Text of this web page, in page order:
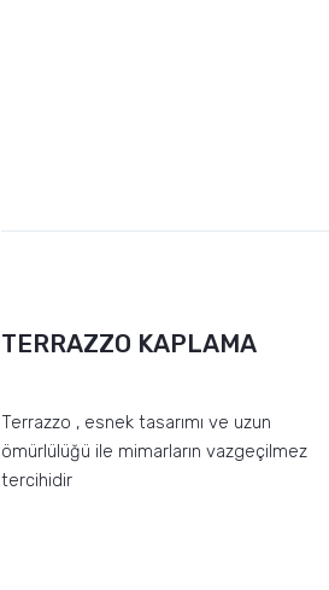
TERRAZZO KAPLAMA
Terrazzo , esnek tasarımı ve uzun
ömürlülüğü ile mimarların vazgeçilmez
tercihidir